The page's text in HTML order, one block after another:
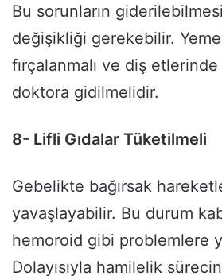
Bu sorunların
değişikliği gerekebilir.
fırçalanmalı ve diş
doktora gidilmelidir.
8- Lifli Gıdalar Tüketilmeli
Gebelikte bağırsak
yavaşlayabilir. Bu durum
hemoroid gibi problemlere
Dolayısıyla hamilelik